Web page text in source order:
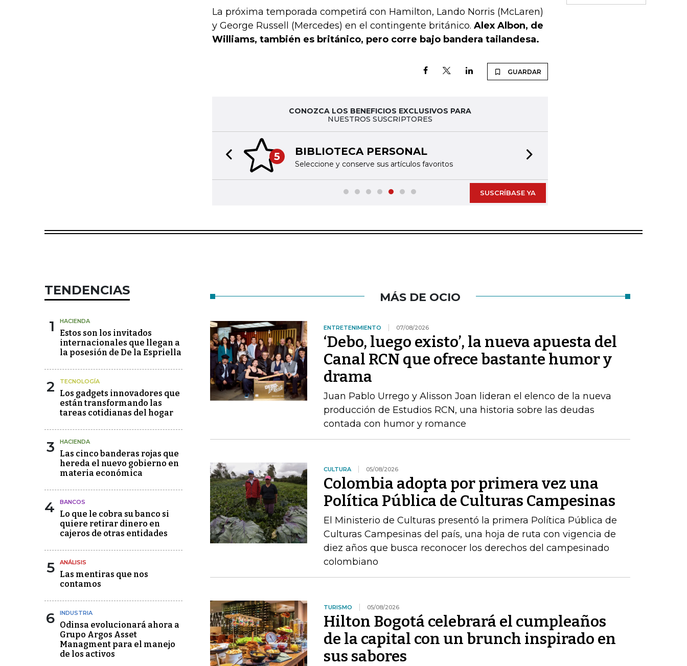
La próxima temporada competirá con Hamilton, Lando Norris (McLaren)
y George Russell (Mercedes) en el contingente británico. Alex Albon, de
Williams, también es británico, pero corre bajo bandera tailandesa.
GUARDAR
CONOZCA LOS BENEFICIOS EXCLUSIVOS PARA
NUESTROS SUSCRIPTORES
5 BIBLIOTECA PERSONAL
Seleccione y conserve sus artículos favoritos
Previous slide
SUSCRÍBASE YA
TENDENCIAS
1 HACIENDA
Estos son los invitados
internacionales que llegan a
la posesión de De la Espriella
2 TECNOLOGÍA
Los gadgets innovadores que
están transformando las
tareas cotidianas del hogar
3 HACIENDA
Las cinco banderas rojas que
hereda el nuevo gobierno en
materia económica
4 BANCOS
Lo que le cobra su banco si
quiere retirar dinero en
cajeros de otras entidades
5 ANÁLISIS
Las mentiras que nos
contamos
6 INDUSTRIA
Odinsa evolucionará ahora a
Grupo Argos Asset
Managment para el manejo
de los activos
MÁS DE OCIO
ENTRETENIMIENTO 07/08/2026
‘Debo, luego existo’, la nueva apuesta del
Canal RCN que ofrece bastante humor y
drama
Juan Pablo Urrego y Alisson Joan lideran el elenco de la nueva
producción de Estudios RCN, una historia sobre las deudas
contada con humor y romance
CULTURA 05/08/2026
Colombia adopta por primera vez una
Política Pública de Culturas Campesinas
El Ministerio de Culturas presentó la primera Política Pública de
Culturas Campesinas del país, una hoja de ruta con vigencia de
diez años que busca reconocer los derechos del campesinado
colombiano
TURISMO 05/08/2026
Hilton Bogotá celebrará el cumpleaños
de la capital con un brunch inspirado en
sus sabores